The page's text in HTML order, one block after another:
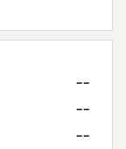
--
--
--